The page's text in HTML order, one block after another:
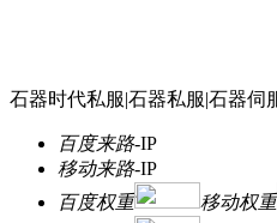
石器时代私服|石器私服|石器伺
百度来路-IP
移动来路-IP
百度权重
移动权重